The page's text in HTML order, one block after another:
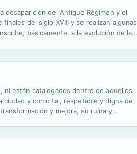
del Antiguo Régimen y el
del siglo XVIII y se realizan algunas
básicamente, a la evolución de la
ni están catalogados dentro de aquellos
ciudad y como tal, respetable y digna de
y mejora, su ruina y